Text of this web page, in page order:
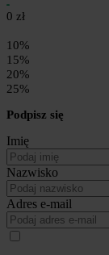
0 zł
10%
15%
20%
25%
Podpisz się
Imię
Nazwisko
Adres e-mail